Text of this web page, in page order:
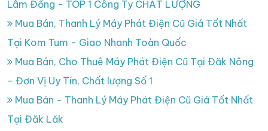
Lâm Đồng - TOP 1 Công Ty CHẤT LƯỢNG
Mua Bán, Thanh Lý Máy Phát Điện Cũ Giá Tốt Nhất
Tại Kom Tum - Giao Nhanh Toàn Quốc
Mua Bán, Cho Thuê Máy Phát Điện Cũ Tại Đăk Nông
- Đơn Vị Uy Tín, Chất lượng Số 1
Mua Bán - Thanh Lý Máy Phát Điện Cũ Giá Tốt Nhất
Tại Đăk Lăk